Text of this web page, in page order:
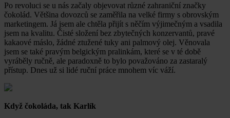
Po revoluci se u nás začaly objevovat různé zahraniční značky
čokolád. Většina dovozců se zaměřila na velké firmy s obrovským
marketingem. Já jsem ale chtěla přijít s něčím výjimečným a vsadila
jsem na kvalitu. Čisté složení bez zbytečných konzervantů, pravé
kakaové máslo, žádné ztužené tuky ani palmový olej. Věnovala
jsem se také pravým belgickým pralinkám, které se v té době
vyráběly ručně, ale paradoxně to bylo považováno za zastaralý
přístup. Dnes už si lidé ruční práce mnohem víc váží.
Když čokoláda, tak Karlík